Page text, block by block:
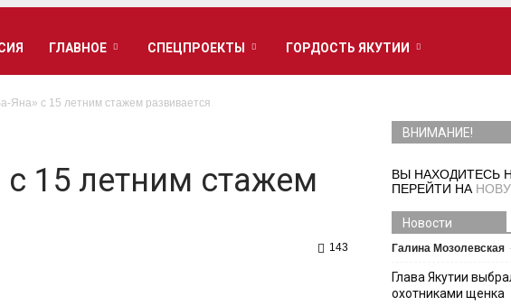
ГЛАВНОЕ СПЕЦПРОЕКТЫ ГОРДОСТЬ ЯКУТИИ
Яна» с 15 летним стажем развивается
15 летним стажем
143
ВНИМАНИЕ!
ВЫ НАХОДИТЕСЬ
ПЕРЕЙТИ НА
Новости
Галина Мозолевская -
Глава Якутии
охотниками щенка